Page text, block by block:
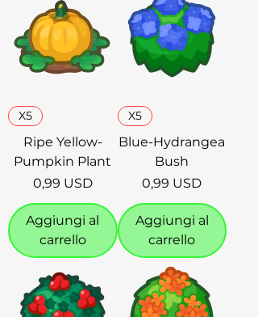
X5
Ripe Yellow-
Pumpkin Plant
Prezzo
0,99 USD
Aggiungi al
carrello
X5
Blue-Hydrangea
Bush
Prezzo
0,99 USD
Aggiungi al
carrello